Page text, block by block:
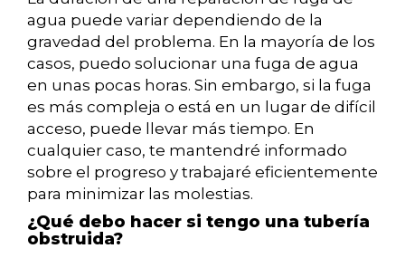
agua puede variar dependiendo de la
gravedad del problema. En la mayoría de los
casos, puedo solucionar una fuga de agua
en unas pocas horas. Sin embargo, si la fuga
es más compleja o está en un lugar de difícil
acceso, puede llevar más tiempo. En
cualquier caso, te mantendré informado
sobre el progreso y trabajaré eficientemente
para minimizar las molestias.
¿Qué debo hacer si tengo una tubería
obstruida?